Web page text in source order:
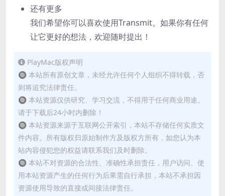
还有更多
我们希望你可以喜欢使用Transmit。如果你有任何
让它更好的想法，欢迎随时提出！
PlayMac版权声明
🔘 本站所有原创文章，未经允许任何个人组织不得转载，否
则将追究法律责任。
🔘 本站资源仅供研究、学习交流，不得用于任何商业用途。
请于下载后24小时内删除！
🔘 本站资源来源于互联网公开索引，本站不存储任何实质文
件内容。所有版权归原始制作方及版权方所有，如您认为本
站内容侵犯您的权益请联系我们及时删除。
🔘 本站不对资源的合法性、准确性承担责任，用户访问、使
用本站资源产生的任何行为后果需自行承担，本站不承担因
资源使用导致的直接或间接法律责任。